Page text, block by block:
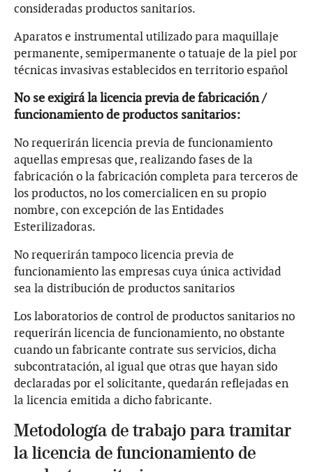
consideradas productos sanitarios.
Aparatos e instrumental utilizado para maquillaje
permanente, semipermanente o tatuaje de la piel por
técnicas invasivas establecidos en territorio español
No se exigirá la licencia previa de fabricación /
funcionamiento de productos sanitarios:
No requerirán licencia previa de funcionamiento
aquellas empresas que, realizando fases de la
fabricación o la fabricación completa para terceros de
los productos, no los comercialicen en su propio
nombre, con excepción de las Entidades
Esterilizadoras.
No requerirán tampoco licencia previa de
funcionamiento las empresas cuya única actividad
sea la distribución de productos sanitarios
Los laboratorios de control de productos sanitarios no
requerirán licencia de funcionamiento, no obstante
cuando un fabricante contrate sus servicios, dicha
subcontratación, al igual que otras que hayan sido
declaradas por el solicitante, quedarán reflejadas en
la licencia emitida a dicho fabricante.
Metodología de trabajo para tramitar
la licencia de funcionamiento de